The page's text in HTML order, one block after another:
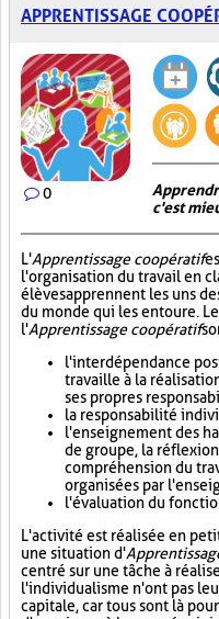
APPRENTISSAGE
0
c'est
L'Apprentissage coopératif
l'organisation du travail en
élèves apprennent les uns
du monde qui les entoure.
l'Apprentissage coopératif
l'interdépendance
travaille à la
ses propres
la responsabilité
l'enseignement des
de groupe, la
compréhension du
organisées par
l'évaluation du
L'activité est réalisée en
une situation d'
centré sur une tâche à
l'individualisme n'ont pas
capitale, car tous sont là